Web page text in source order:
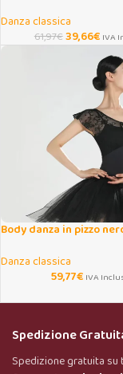
Danza classica
61,97€39,66€ IVA
Body danza in pizzo
Danza classica
59,77€ IVA
Spedizione
Spedizione gratuita